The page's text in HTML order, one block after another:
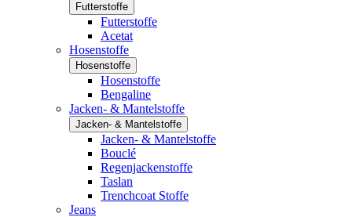
Futterstoffe
Futterstoffe
Acetat
Hosenstoffe
Hosenstoffe
Hosenstoffe
Bengaline
Jacken- & Mantelstoffe
Jacken- & Mantelstoffe
Jacken- & Mantelstoffe
Bouclé
Regenjackenstoffe
Taslan
Trenchcoat Stoffe
Jeans